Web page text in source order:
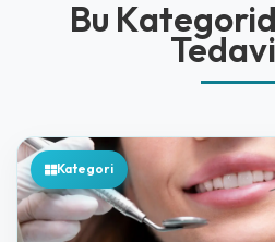
Bu
Kategori